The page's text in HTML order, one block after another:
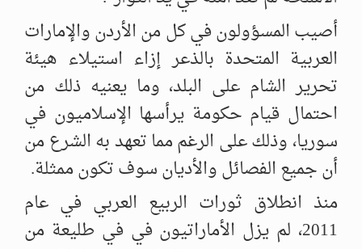
أصيب المسؤولون في كل من الأردن والإمارات
العربية المتحدة بالذعر إزاء ‏استيلاء هيئة
تحرير الشام على البلد، وما يعنيه ذلك من
احتمال قيام حكومة ‏يرأسها الإسلاميون في
سوريا، وذلك على الرغم مما تعهد به الشرع من
أن ‏جميع الفصائل والأديان سوف تكون ممثلة. ‏
منذ انطلاق ثورات الربيع العربي في عام
2011، لم يزل الأماراتيون في في ‏طليعة من